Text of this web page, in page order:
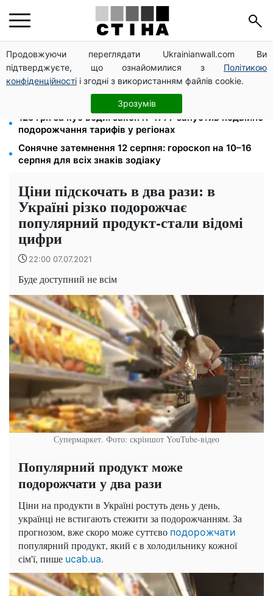
Продовжуючи переглядати Ukrainianwall.com Ви
підтверджуєте, що ознайомилися з Політикою
конфіденційності і згодні з використанням файлів cookie.
Зрозумів
Середа 12 серпня — найнебезпечніший день тижня:
що можна й не можна робити з 10 до 16 серпня
До 19 400 грн на дрова: ПФУ приймає заяви на
субсидію для власників пічного опалення
125 грн за куб води: закон №4777 запустив подвійне
подорожчання тарифів у регіонах
Сонячне затемнення 12 серпня: гороскоп на 10–16
серпня для всіх знаків зодіаку
Ціни підскочать в два рази: в
Україні різко подорожчає
популярний продукт-стали відомі
цифри
22:00 07.07.2021
Буде доступний не всім
Супермаркет. Фото: скріншот YouTube-відео
Популярний продукт може
подорожчати у два рази
Ціни на продукти в Україні ростуть день у день,
українці не встигають стежити за подорожчанням. За
прогнозом, вже скоро може суттєво подорожчати
популярний продукт, який є в холодильнику кожної
сім'ї, пише ucab.ua.